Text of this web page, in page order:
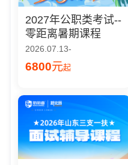
2027年公职类考试--
零距离暑期课程
2026.07.13-
6800元起